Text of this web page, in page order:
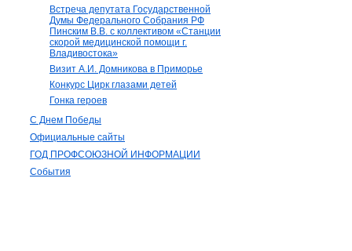
Встреча депутата Государственной
Думы Федерального Собрания РФ
Пинским В.В. с коллективом «Станции
скорой медицинской помощи г.
Владивостока»
Визит А.И. Домникова в Приморье
Конкурс Цирк глазами детей
Гонка героев
С Днем Победы
Официальные сайты
ГОД ПРОФСОЮЗНОЙ ИНФОРМАЦИИ
События